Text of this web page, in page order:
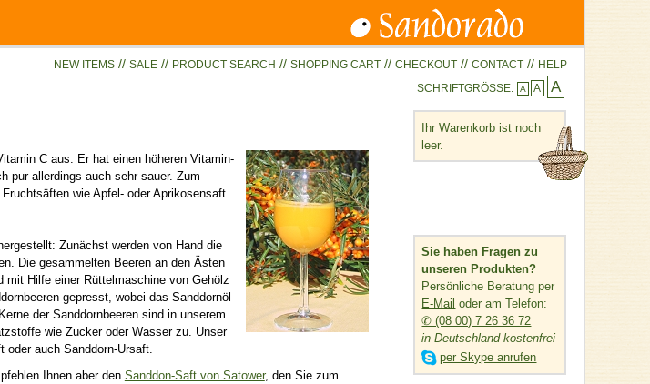
NEW ITEMS // SALE // PRODUCT SEARCH // SHOPPING CART // CHECKOUT // CONTACT // HELP
SCHRIFTGRÖSSE: A A A
Ihr Warenkorb ist noch
leer.
Sie haben Fragen zu
unseren Produkten?
Persönliche Beratung per
E-Mail oder am Telefon:
✆ (08 00) 7 26 36 72
in Deutschland kostenfrei
 per Skype anrufen
C aus. Er hat einen höheren Vitamin-
pur allerdings auch sehr sauer. Zum
wie Apfel- oder Aprikosensaft
Zunächst werden von Hand die
Die gesammelten Beeren an den Ästen
Hilfe einer Rüttelmaschine von Gehölz
gepresst, wobei das Sanddornöl
der Sanddornbeeren sind in unserem
wie Zucker oder Wasser zu. Unser
oder auch Sanddorn-Ursaft.
Ihnen aber den Sanddon-Saft von Satower, den Sie zum